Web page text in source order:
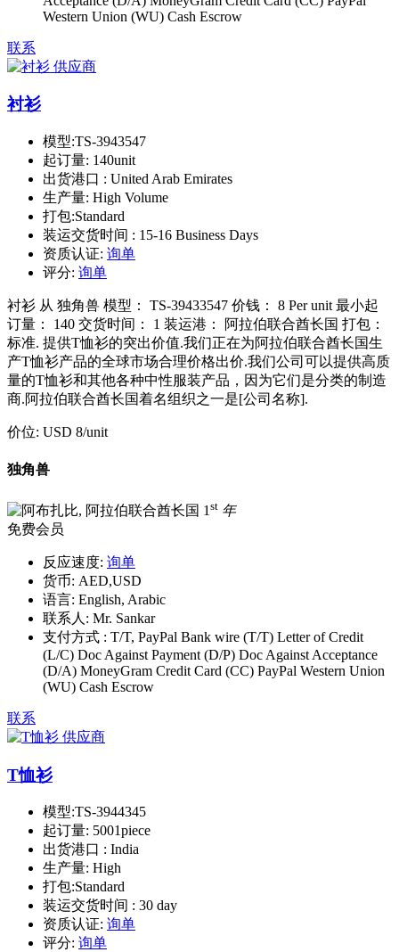
Western Union (WU) Cash Escrow
联系
衬衫
模型:TS-3943547
起订量: 140unit
出货港口 : United Arab Emirates
生产量: High Volume
打包:Standard
装运交货时间 : 15-16 Business Days
资质认证: 询单
评分: 询单
衬衫 从 独角兽 模型： TS-39433547 价钱： 8 Per unit 最小起
订量： 140 交货时间： 1 装运港： 阿拉伯联合酋长国 打包：
标准. 提供T恤衫的突出价值.我们正在为阿拉伯联合酋长国生
产T恤衫产品的全球市场合理价格出价.我们公司可以提供高质
量的T恤衫和其他各种中性服装产品，因为它们是分类的制造
商.阿拉伯联合酋长国着名组织之一是[公司名称].
价位: USD 8/unit
独角兽
1 st 年
免费会员
反应速度: 询单
货币: AED,USD
语言: English, Arabic
联系人: Mr. Sankar
支付方式 : T/T, PayPal Bank wire (T/T) Letter of Credit
(L/C) Doc Against Payment (D/P) Doc Against Acceptance
(D/A) MoneyGram Credit Card (CC) PayPal Western Union
(WU) Cash Escrow
联系
T恤衫
模型:TS-3944345
起订量: 5001piece
出货港口 : India
生产量: High
打包:Standard
装运交货时间 : 30 day
资质认证: 询单
评分: 询单